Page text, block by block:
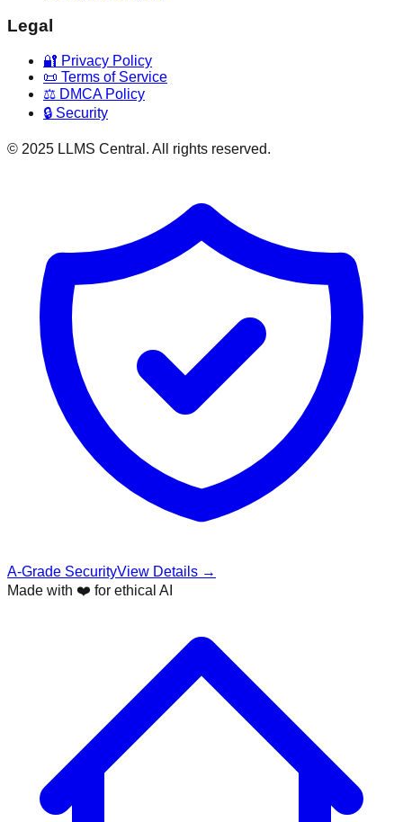
Legal
🔐 Privacy Policy
📜 Terms of Service
⚖️ DMCA Policy
🔒 Security
© 2025 LLMS Central. All rights reserved.
A-Grade SecurityView Details →
Made with ❤️ for ethical AI